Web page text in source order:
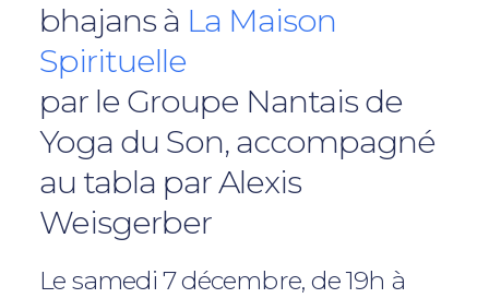
bhajans à La Maison
Spirituelle
par le Groupe Nantais de
Yoga du Son, accompagné
au tabla par Alexis
Weisgerber
Le samedi 7 décembre, de 19h à